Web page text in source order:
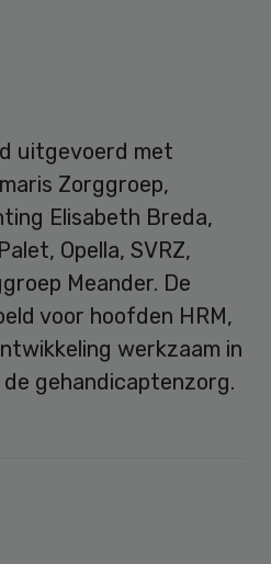
uitgevoerd met
Zorggroep,
Elisabeth Breda,
Opella, SVRZ,
Meander. De
voor hoofden HRM,
werkzaam in
gehandicaptenzorg.